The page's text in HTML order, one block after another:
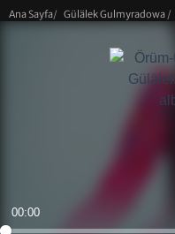
Ana Sayfa/ Gülälek Gulmyradowa /
00:00